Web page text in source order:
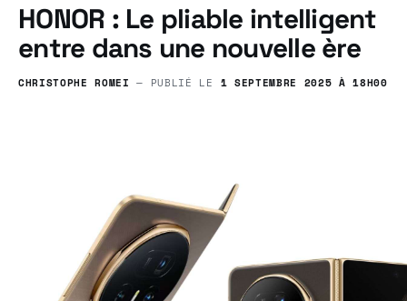
HONOR : Le pliable intelligent
entre dans une nouvelle ère
CHRISTOPHE ROMEI — PUBLIÉ LE 1 SEPTEMBRE 2025 À 18H00